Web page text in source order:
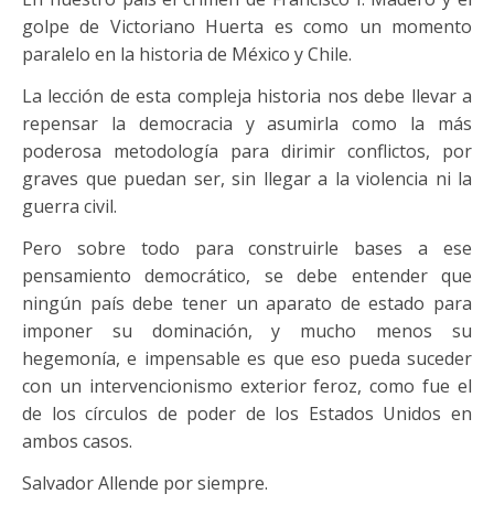
golpe de Victoriano Huerta es como un momento
paralelo en la historia de México y Chile.
La lección de esta compleja historia nos debe llevar a
repensar la democracia y asumirla como la más
poderosa metodología para dirimir conflictos, por
graves que puedan ser, sin llegar a la violencia ni la
guerra civil.
Pero sobre todo para construirle bases a ese
pensamiento democrático, se debe entender que
ningún país debe tener un aparato de estado para
imponer su dominación, y mucho menos su
hegemonía, e impensable es que eso pueda suceder
con un intervencionismo exterior feroz, como fue el
de los círculos de poder de los Estados Unidos en
ambos casos.
Salvador Allende por siempre.